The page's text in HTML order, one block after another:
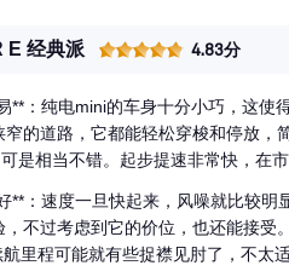
E 经典派 4.83分
**：纯电mini的车身十分小巧，这
的道路，它都能轻松穿梭和停放，
是相当不错。起步提速非常快，在
通勤来说，两周充一次电就足够了
便利性。 - **内饰简约座椅软**：
供了一定的舒适感。 - **车机实用
**：速度一旦快起来，风噪就比较
不过考虑到它的价位，也还能接受
里程可能就有些捉襟见肘了，不太